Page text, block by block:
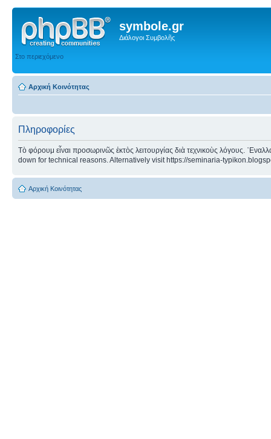
symbole.gr
Διάλογοι Συμβολῆς
Στο περιεχόμενο
Αρχική Κοινότητας
Πληροφορίες
Τὸ φόρουμ εἶναι προσωρινῶς ἐκτὸς λειτουργίας διὰ τεχνικοὺς λόγους.
down for technical reasons. Alternatively visit https://seminaria-
Αρχική Κοινότητας